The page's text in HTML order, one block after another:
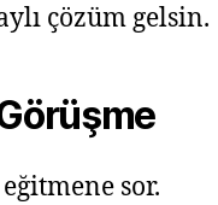
çözüm gelsin.
sor.